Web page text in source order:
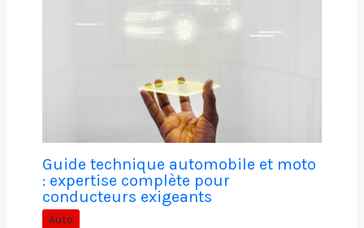
Guide technique automobile et moto
: expertise complète pour
conducteurs exigeants
Auto